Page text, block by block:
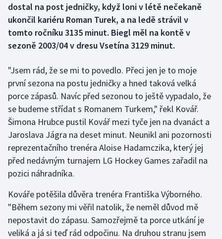
Dostihy
Florbal
Golf
Gymnastika
Házená
Jezdectví
Judo
Krasobruslení
Lezení
dostal na post jedničky, když loni v létě nečekaně
ukončil kariéru Roman Turek, a na ledě strávil v
tomto ročníku 3135 minut. Biegl měl na kontě v
sezoně 2003/04 v dresu Vsetína 3129 minut.
"Jsem rád, že se mi to povedlo. Přeci jen je to moje
první sezona na postu jedničky a hned taková velká
porce zápasů. Navíc před sezonou to ještě vypadalo, že
se budeme střídat s Romanem Turkem," řekl Kovář.
Šimona Hrubce pustil Kovář mezi tyče jen na dvanáct a
Jaroslava Jágra na deset minut. Neunikl ani pozornosti
reprezentačního trenéra Aloise Hadamczika, který jej
před nedávným turnajem LG Hockey Games zařadil na
pozici náhradníka.
Kováře potěšila důvěra trenéra Františka Výborného.
"Během sezony mi věřil natolik, že neměl důvod mě
nepostavit do zápasu. Samozřejmě ta porce utkání je
veliká a já si teď rád odpočinu. Na druhou stranu jsem